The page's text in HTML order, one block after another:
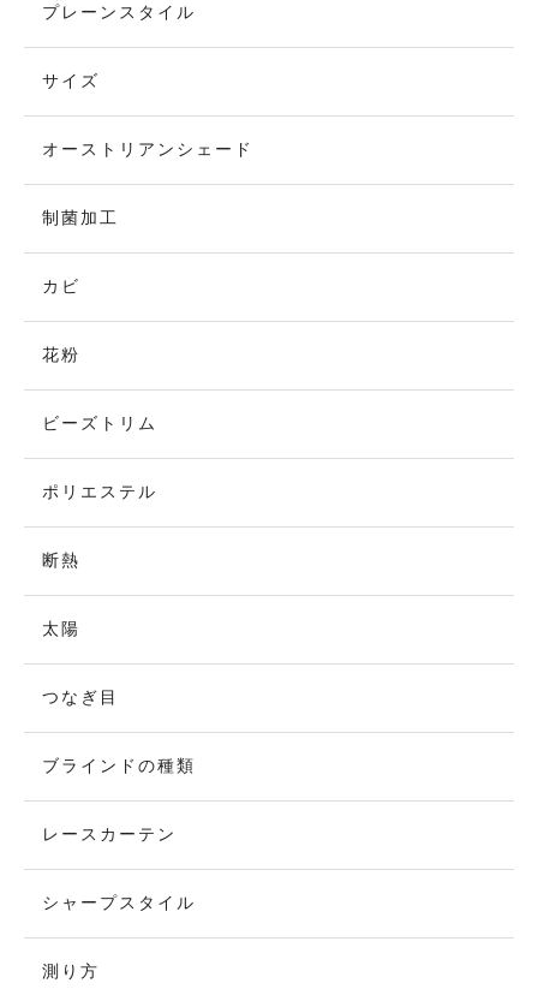
プレーンスタイル
サイズ
オーストリアンシェード
制菌加工
カビ
花粉
ビーズトリム
ポリエステル
断熱
太陽
つなぎ目
ブラインドの種類
レースカーテン
シャープスタイル
測り方